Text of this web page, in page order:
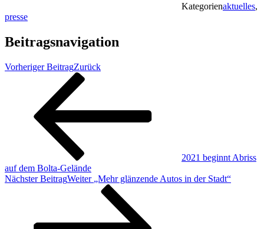
Kategorienaktuelles,
presse
Beitragsnavigation
Vorheriger BeitragZurück
2021 beginnt Abriss
auf dem Bolta-Gelände
Nächster BeitragWeiter „Mehr glänzende Autos in der Stadt“